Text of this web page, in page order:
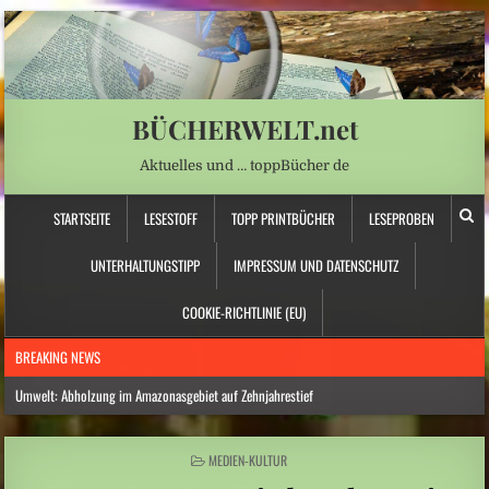
BÜCHERWELT.net
Aktuelles und … toppBücher de
STARTSEITE LESESTOFF TOPP PRINTBÜCHER LESEPROBEN
UNTERHALTUNGSTIPP IMPRESSUM UND DATENSCHUTZ
COOKIE-RICHTLINIE (EU)
BREAKING NEWS
Umwelt: Abholzung im Amazonasgebiet auf Zehnjahrestief
Nordamerika: Westkanadische Provinz ruft wegen Waldbränden Notstand aus
Norwegen: Deutscher Reisebus in Norwegen verunglückt – mehrere Verletzte
POSTED
MEDIEN-KULTUR